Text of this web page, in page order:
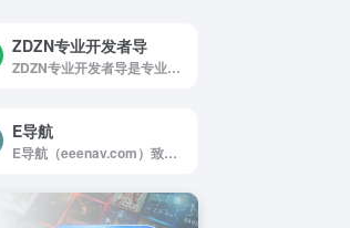
ZDZN专业开发者导
ZDZN专业开发者导是专业的开发者导航,最好用的程序员导航
E导航
E导航（eeenav.com）致力于打造最全面最优质的网址导航